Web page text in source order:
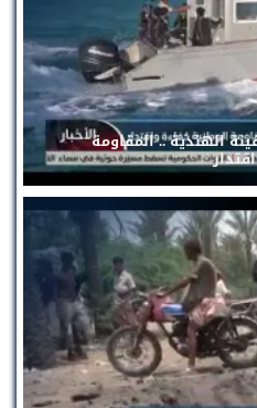
الهندية .. المقاومة